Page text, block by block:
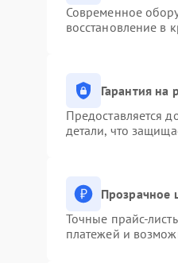
Современное
восстановление в
Гарантия на
Предоставляется
детали, что
Прозрачное
Точные прайс-
платежей и